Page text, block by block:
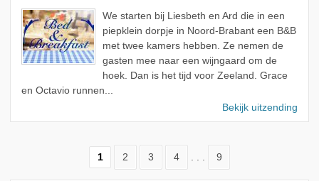
We starten bij Liesbeth en Ard die in een
piepklein dorpje in Noord-Brabant een B&B
met twee kamers hebben. Ze nemen de
gasten mee naar een wijngaard om de
hoek. Dan is het tijd voor Zeeland. Grace
en Octavio runnen...
Bekijk uitzending
1 2 3 4 . . . 9